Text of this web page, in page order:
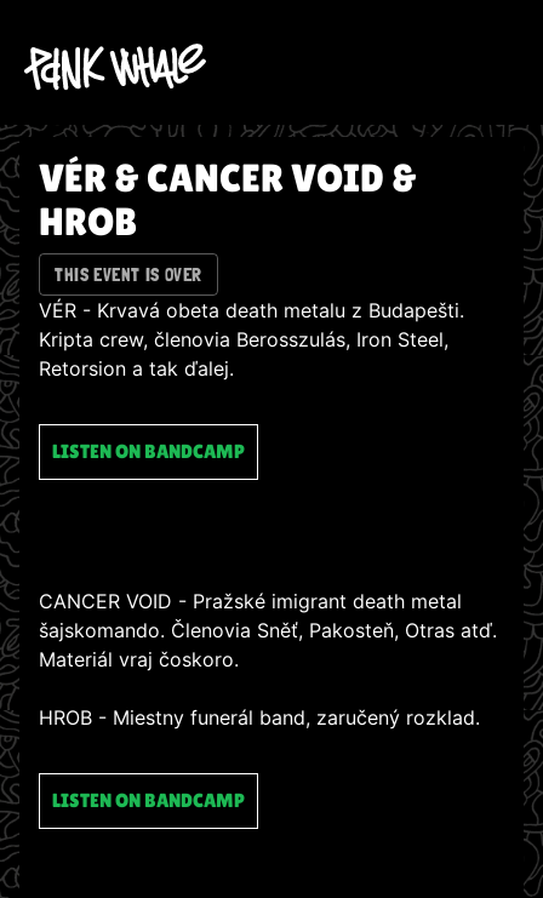
VÉR & CANCER VOID &
HROB
THIS EVENT IS OVER
VÉR - Krvavá obeta death metalu z Budapešti.
Kripta crew, členovia Berosszulás, Iron Steel,
Retorsion a tak ďalej.
LISTEN ON BANDCAMP
CANCER VOID - Pražské imigrant death metal
šajskomando. Členovia Sněť, Pakosteň, Otras atď.
Materiál vraj čoskoro.
HROB - Miestny funerál band, zaručený rozklad.
LISTEN ON BANDCAMP